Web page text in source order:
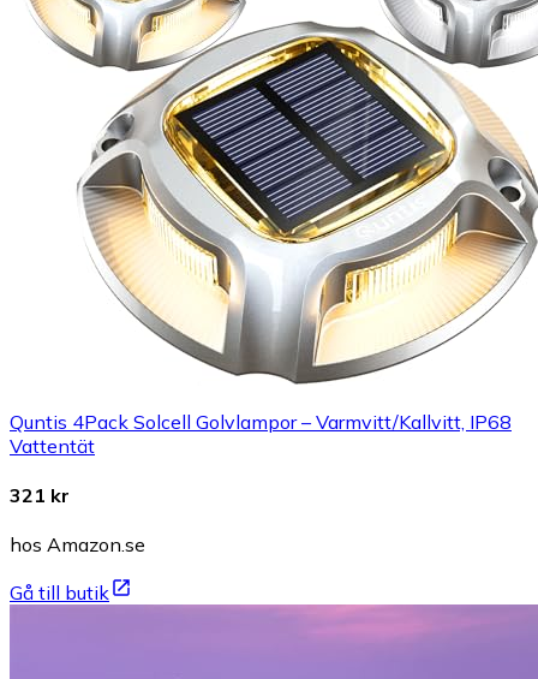
Quntis 4Pack Solcell Golvlampor – Varmvitt/Kallvitt, IP68
Vattentät
321 kr
hos Amazon.se
Gå till butik